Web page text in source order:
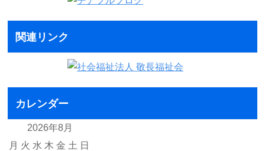
関連リンク
カレンダー
2026年8月
月 火 水 木 金 土 日